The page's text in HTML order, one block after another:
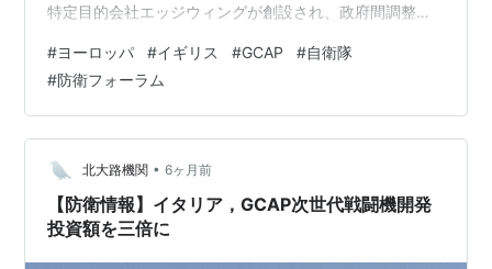
特定目的会社エッジウィングが創設され、政府間調整機
２０２５年内とされていたものを、２０２６年２月とな
っても実現していない、こうした問題が出てきていま
す。この背景には、２０２２年ロシアウクライナ戦争を
背景に決して潤沢ではないイギリス歳出のうち、その関
連費用のしめる割合が増大したことなどがあげられま
す。 イギリスはGCAPについて、元…
#ヨーロッパ #イギリス #GCAP #自衛隊
#防衛フォーラム
北大路機関 • 6ヶ月前
【防衛情報】イタリア，GCAP次世代戦闘機開発
投資額を三倍に